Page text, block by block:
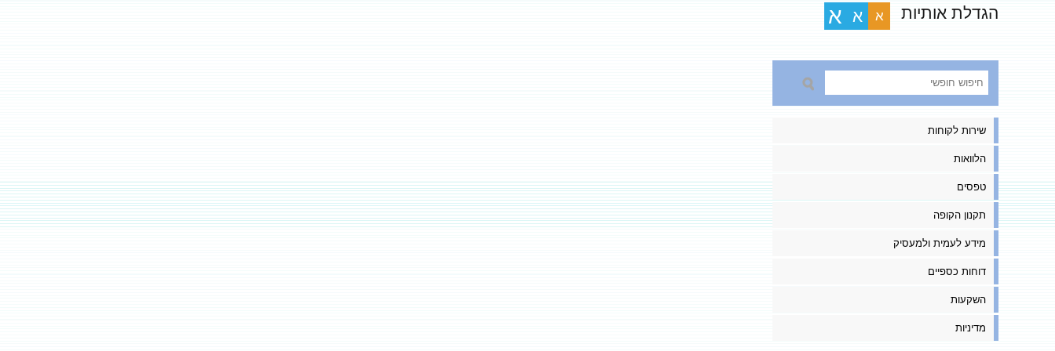
הגדלת אותיות א א א
שירות לקוחות
הלוואות
טפסים
תקנון הקופה
מידע לעמית ולמעסיק
דוחות כספיים
השקעות
מדיניות